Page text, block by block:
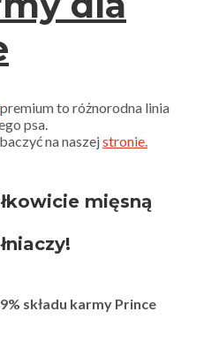
premium to różnorodna linia
psa.
na naszejstronie.
mięsną
składu karmy Prince